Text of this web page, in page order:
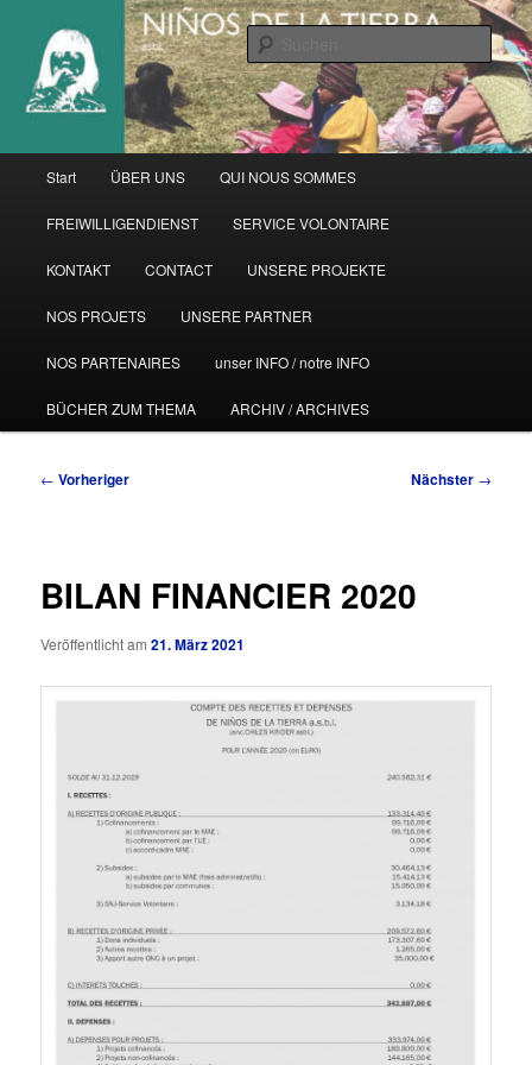
primären
Inhalt
springen
Start ÜBER UNS QUI NOUS SOMMES
FREIWILLIGENDIENST SERVICE VOLONTAIRE
KONTAKT CONTACT UNSERE PROJEKTE
NOS PROJETS UNSERE PARTNER
NOS PARTENAIRES unser INFO / notre INFO
BÜCHER ZUM THEMA ARCHIV / ARCHIVES
Beitragsnavigation
← Vorheriger Nächster →
BILAN FINANCIER 2020
Veröffentlicht am21. März 2021